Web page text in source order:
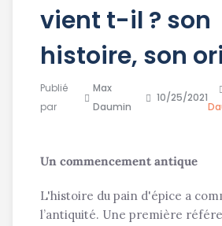
vient t-il ? son
histoire, son
Publié
par
Max
Daumin
10/25/2021
Un commencement antique
L'histoire du pain d'épice a
l’antiquité. Une première